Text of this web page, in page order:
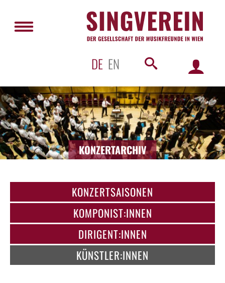
DE EN
KONZERTARCHIV
KONZERTSAISONEN
KOMPONIST:INNEN
DIRIGENT:INNEN
KÜNSTLER:INNEN